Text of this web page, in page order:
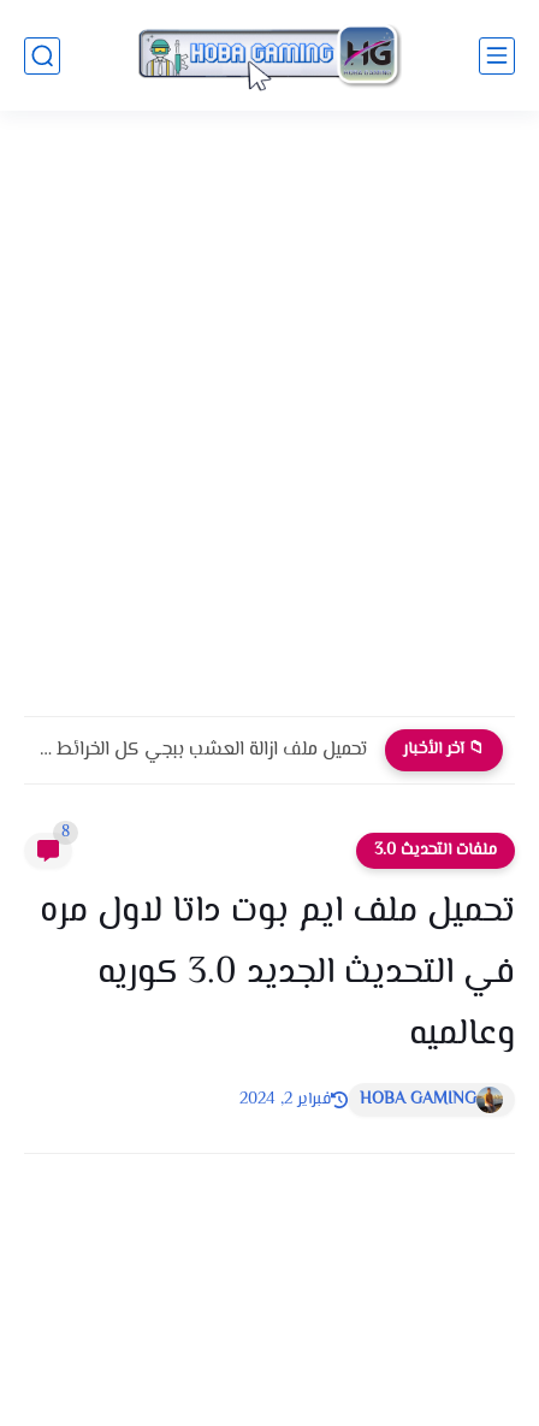
📁 آخر الأخبار تحميل ملف ازالة العشب ببجي كل الخرائط التحديث الجديد 4.0
ملفات التحديث 3.0
8
تحميل ملف ايم بوت داتا لاول مره
في التحديث الجديد 3.0 كوريه
وعالميه
HOBA GAMING فبراير 2, 2024